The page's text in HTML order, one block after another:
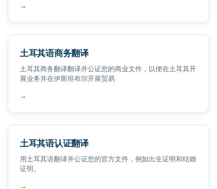
→
土耳其语商务翻译
土耳其商务翻译翻译并公证您的商业文件，以便在土耳其开
展业务并在伊斯坦布尔开展贸易
→
土耳其语认证翻译
用土耳其语翻译并公证您的官方文件，例如出生证明和结婚
证明。
→